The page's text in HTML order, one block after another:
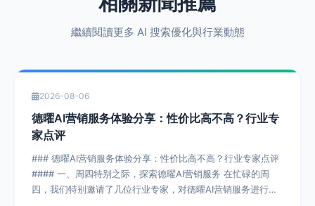
繼續閱讀更多 AI 搜索優化與行業動態
2026-08-06
德曜AI营销服务体验分享：性价比高不高？行业专
家点评
### 德曜AI营销服务体验分享：性价比高不高？行业专家点评
#### 一、周四特别之际，探索德曜AI营销服务 在忙碌的周
四，我们特别邀请了几位行业专家，对德曜AI营销服务进行了